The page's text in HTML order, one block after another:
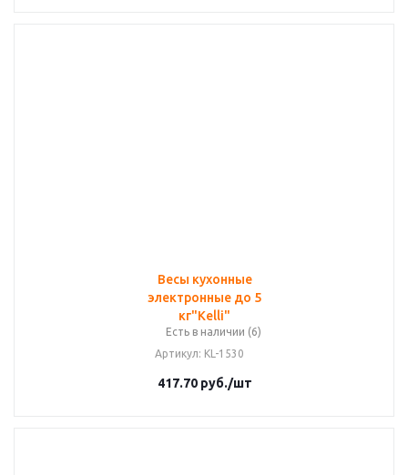
Весы кухонные
электронные до 5
кг"Kelli"
Есть в наличии (6)
Артикул: KL-1530
417.70руб./шт